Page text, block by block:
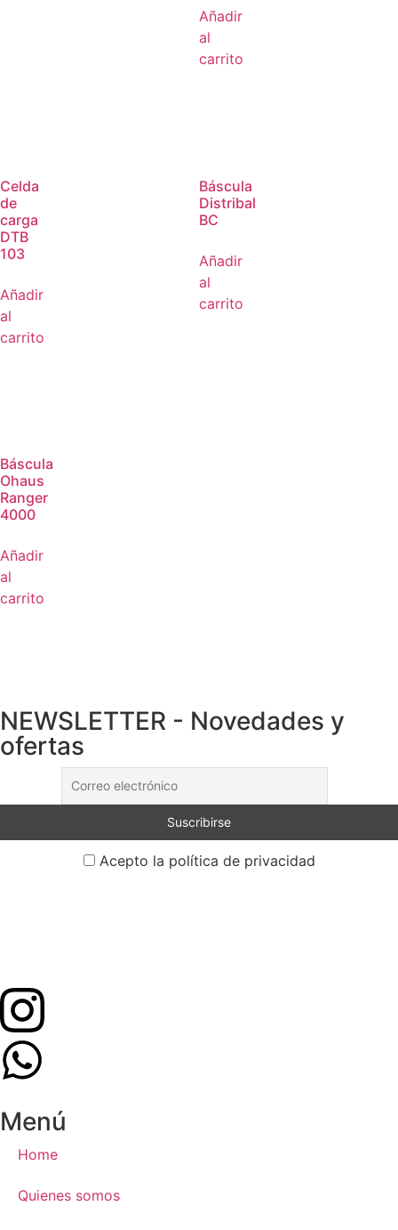
Añadir
al
carrito
Celda
de
carga
DTB
103
Añadir
al
carrito
Báscula
Distribal
BC
Añadir
al
carrito
Báscula
Ohaus
Ranger
4000
Añadir
al
carrito
NEWSLETTER - Novedades y
ofertas
Acepto la política de privacidad
Menú
Home
Quienes somos